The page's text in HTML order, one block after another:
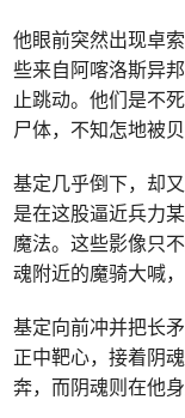
他眼前突然出现卓
些来自阿喀洛斯异
止跳动。他们是不
尸体，不知怎地被
基定几乎倒下，却
是在这股逼近兵力
魔法。这些影像只
魂附近的魔骑大喊，
基定向前冲并把长
正中靶心，接着阴
奔，而阴魂则在他身